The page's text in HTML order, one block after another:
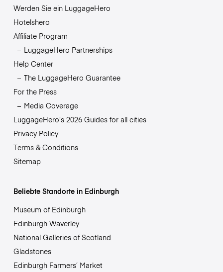
Werden Sie ein LuggageHero
Hotelshero
Affiliate Program
LuggageHero Partnerships
Help Center
The LuggageHero Guarantee
For the Press
Media Coverage
LuggageHero’s 2026 Guides for all cities
Privacy Policy
Terms & Conditions
Sitemap
Beliebte Standorte in Edinburgh
Museum of Edinburgh
Edinburgh Waverley
National Galleries of Scotland
Gladstones
Edinburgh Farmers’ Market